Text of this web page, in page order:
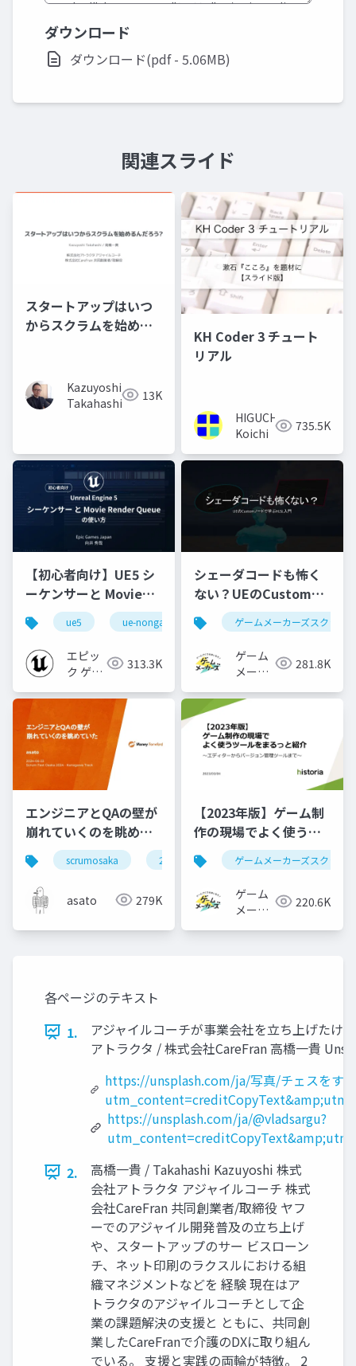
ダウンロード
ダウンロード(pdf - 5.06MB)
関連スライド
スタートアップはいつ
からスクラムを始める
Kazuyoshi
Takahashi
13K
KH Coder 3 チュート
リアル
HIGUCHI
Koichi
735.5K
【初心者向け】UE5 シ
ーケンサーと Movie
Render Queue の使い
方【Cinematic Dive
2023】
ue5 ue-nongame
エピッ
ク ゲー
ャパン
313.3K
シェーダコードも怖く
ない？UEのCustomノ
ードで学ぶHLSL入門
ゲームメーカーズスクラン
ゲーム
メーカ
281.8K
エンジニアとQAの壁が
崩れていくのを眺めて
いた #scrumosaka
scrumosaka 2024 scrum agile
asato 279K
【2023年版】ゲーム制
作の現場でよく使うツ
ールをまるっと紹介
ゲームメーカーズスクラン
ゲーム
メーカ
220.6K
各ページのテキスト
1.
アジャイルコーチが事業会社を立ち上げたけ
アトラクタ / 株式会社CareFran 高橋一貴
https://unsplash.com/ja/写真/チェスをす
https://unsplash.com/ja/@vladsargu?
2.
高橋一貴 / Takahashi Kazuyoshi 株式
会社アトラクタ アジャイルコーチ 株式
会社CareFran 共同創業者/取締役 ヤフ
ーでのアジャイル開発普及の立ち上げ
や、スタートアップのサー ビスローン
チ、ネット印刷のラクスルにおける組
織マネジメントなどを 経験 現在はア
トラクタのアジャイルコーチとして企
業の課題解決の支援と ともに、共同創
業したCareFranで介護のDXに取り組ん
でいる。 支援と実践の両輪が特徴。 2